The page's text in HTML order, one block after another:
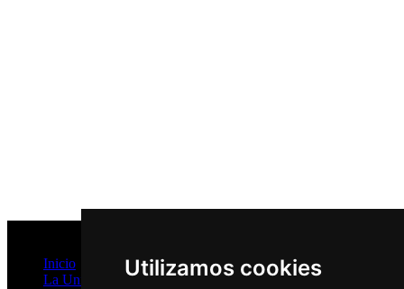
Utilizamos cookies
Inicio
La Unidad